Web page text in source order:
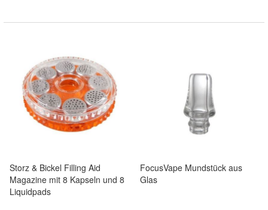
Storz & Bickel Filling Aid
Magazine mit 8 Kapseln und 8
Liquidpads
FocusVape Mundstück aus
Glas